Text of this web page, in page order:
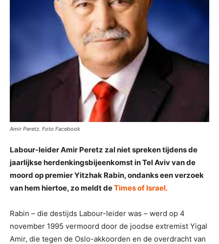
Amir Peretz. Foto Facebook
Labour-leider Amir Peretz zal niet spreken tijdens de
jaarlijkse herdenkingsbijeenkomst in Tel Aviv van de
moord op premier Yitzhak Rabin, ondanks een verzoek
van hem hiertoe, zo meldt deTimes of Israel.
Rabin – die destijds Labour-leider was – werd op 4
november 1995 vermoord door de joodse extremist Yigal
Amir, die tegen de Oslo-akkoorden en de overdracht van